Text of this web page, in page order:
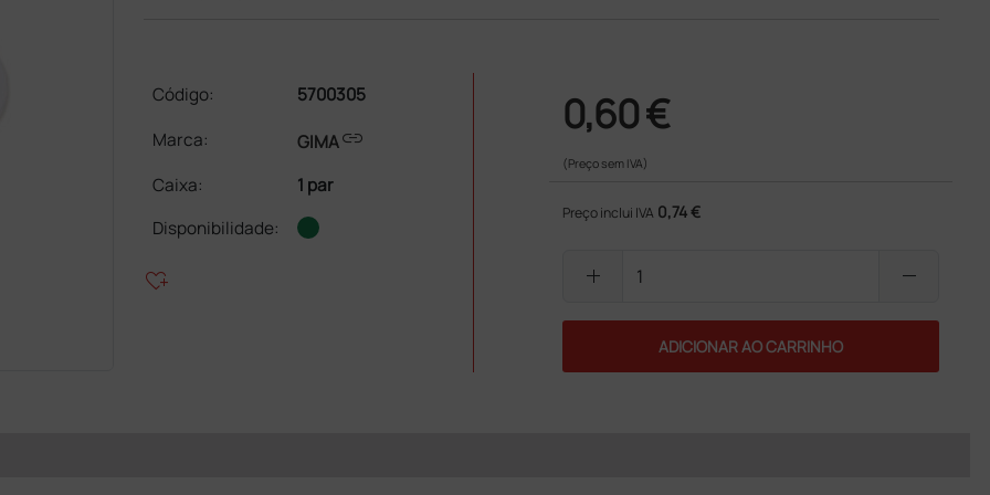
Código:
5700305
Marca:
GIMAlink
Caixa:
1 par
Disponibilidade:
heart_plus
0,60 €
(Preço sem IVA)
Preço inclui IVA 0,74 €
add remove
ADICIONAR AO CARRINHO